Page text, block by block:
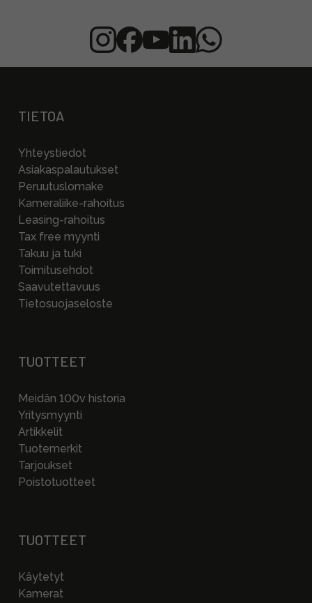
TIETOA
Yhteystiedot
Asiakaspalautukset
Peruutuslomake
Kameraliike-rahoitus
Leasing-rahoitus
Tax free myynti
Takuu ja tuki
Toimitusehdot
Saavutettavuus
Tietosuojaseloste
TUOTTEET
Meidän 100v historia
Yritysmyynti
Artikkelit
Tuotemerkit
Tarjoukset
Poistotuotteet
TUOTTEET
Käytetyt
Kamerat